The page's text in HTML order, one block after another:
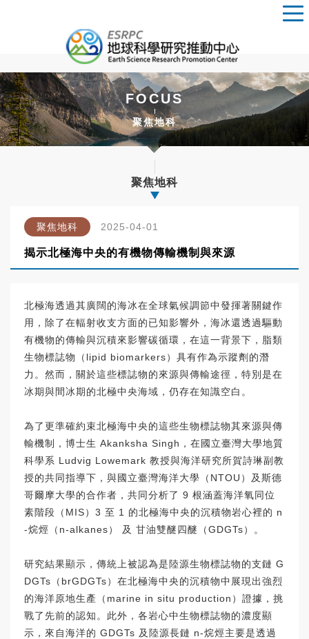
FOCUS
聚焦地科
聚焦地科
聚焦地科 2025-04-01
揭示北極海中央的有機物傳輸機制與來源
北極海透過其廣闊的海冰在全球氣候調節中發揮著關鍵作
用，除了在輻射收支方面的已知影響外，海冰還透過驅動
有機物的傳輸與沉積來影響碳循環，在這一背景下，脂類
生物標誌物（lipid biomarkers）具有作為示蹤劑的潛
力。然而，關於這些標誌物的來源與傳輸途徑，特別是在
冰期與間冰期的北極中央海域，仍存在知識空白。
為了更準確約束北極海中央的這些生物標誌物其來源與傳
輸機制，博士生 Akanksha Singh，在國立臺灣大學地質
科學系 Ludvig Lowemark 教授與海洋研究所賀詩琳副教
授的共同指導下，與國立臺灣海洋大學（NTOU）及斯德
哥爾摩大學的合作者，共同分析了 9 根涵蓋海洋氧同位
素階段（MIS）3 至 1 的北極海中央的沉積物岩心裡的 n
-烷烴（n-alkanes） 及 甘油雙醚四醚（GDGTs）。
研究結果顯示，傳統上被認為是陸源生物標誌物的支鏈 G
DGTs（brGDGTs）在北極海中央的沉積物中展現出強烈
的海洋原地生產（marine in situ production）證據，挑
戰了先前的認知。此外，各岩心中生物標誌物的濃度顯
示，來自海洋的 GDGTs 及陸源長鏈 n-烷烴主要是透過